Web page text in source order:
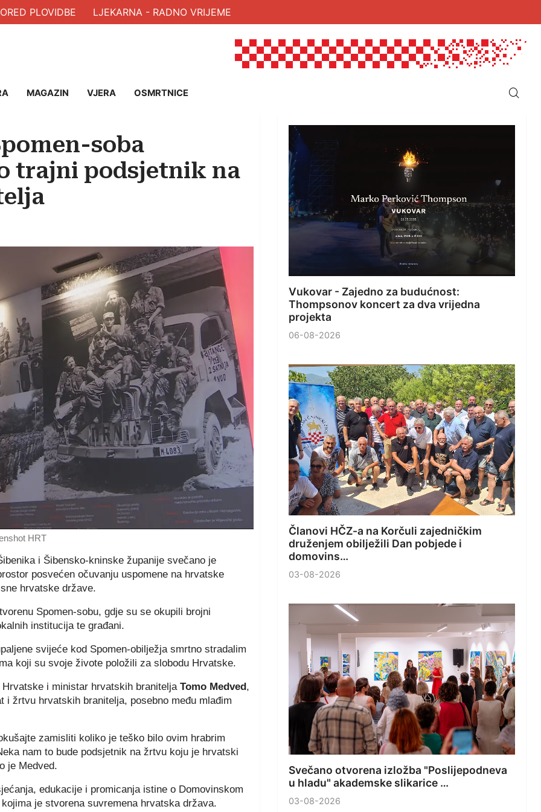
PLOVIDBE LJEKARNA - RADNO VRIJEME
MAGAZIN VJERA OSMRTNICE
soba
trajni podsjetnik na
HRT
i Šibensko-kninske županije svečano je
posvećen očuvanju uspomene na hrvatske
hrvatske države.
Spomen-sobu, gdje su se okupili brojni
institucija te građani.
svijeće kod Spomen-obilježja smrtno stradalim
koji su svoje živote položili za slobodu Hrvatske.
i ministar hrvatskih branitelja Tomo Medved,
žrtvu hrvatskih branitelja, posebno među mlađim
zamisliti koliko je teško bilo ovim hrabrim
nam to bude podsjetnik na žrtvu koju je hrvatski
je Medved.
edukacije i promicanja istine o Domovinskom
je stvorena suvremena hrvatska država.
Vukovar - Zajedno za budućnost:
Thompsonov koncert za dva vrijedna
projekta
06-08-2026
Članovi HČZ-a na Korčuli zajedničkim
druženjem obilježili Dan pobjede i
domovins…
03-08-2026
Svečano otvorena izložba "Poslijepodneva
u hladu" akademske slikarice …
03-08-2026